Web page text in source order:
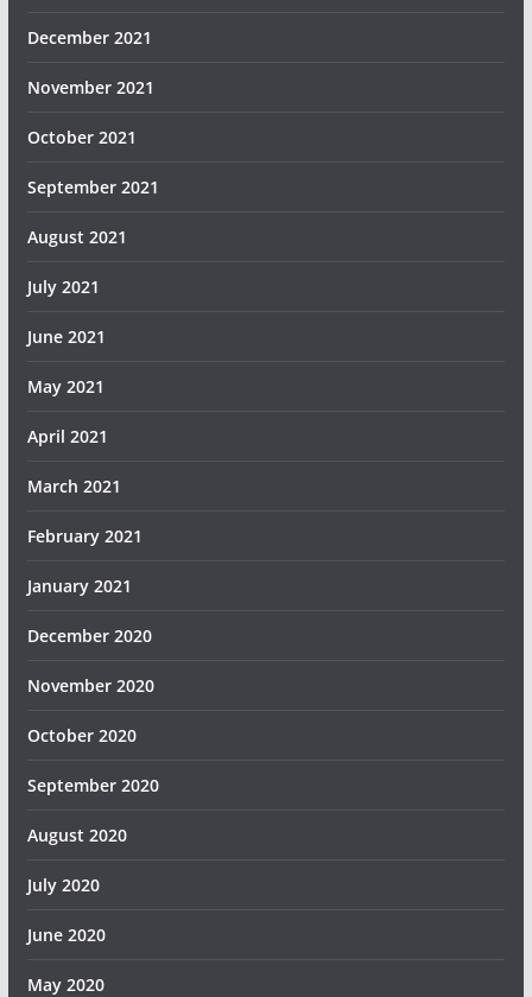
December 2021
November 2021
October 2021
September 2021
August 2021
July 2021
June 2021
May 2021
April 2021
March 2021
February 2021
January 2021
December 2020
November 2020
October 2020
September 2020
August 2020
July 2020
June 2020
May 2020